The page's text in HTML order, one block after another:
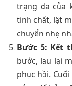
trạng da của
tinh chất, lật
chuyển nhẹ
Bước 5: Kết
bước, lau lại
phục hồi.